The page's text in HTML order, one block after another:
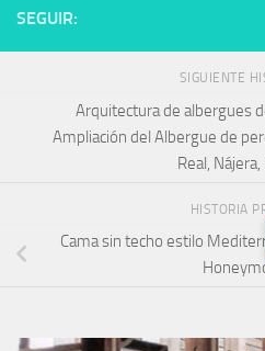
SEGUIR:
SIGUIENTE
Arquitectura de albergues
Ampliación del Albergue de
Real, Nájera,
HISTORIA
Cama sin techo estilo